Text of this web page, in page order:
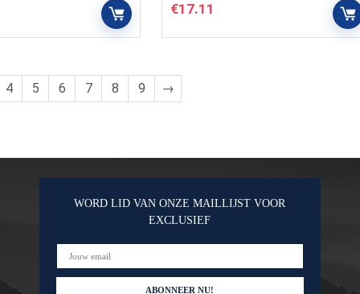
€17.11
4 5 6 7 8 9 →
WORD LID VAN ONZE MAILLIJST VOOR
EXCLUSIEF